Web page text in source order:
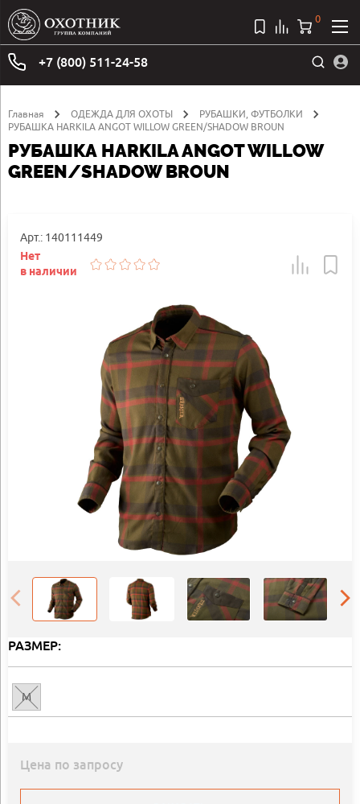
+7 (800) 511-24-58
0
Главная ОДЕЖДА ДЛЯ ОХОТЫ
РУБАШКИ, ФУТБОЛКИ
РУБАШКА HARKILA ANGOT WILLOW GREEN/SHADOW BROUN
РУБАШКА HARKILA ANGOT WILLOW
GREEN/SHADOW BROUN
Арт.: 140111449
Нет
в наличии
РАЗМЕР:
M
Цена по запросу